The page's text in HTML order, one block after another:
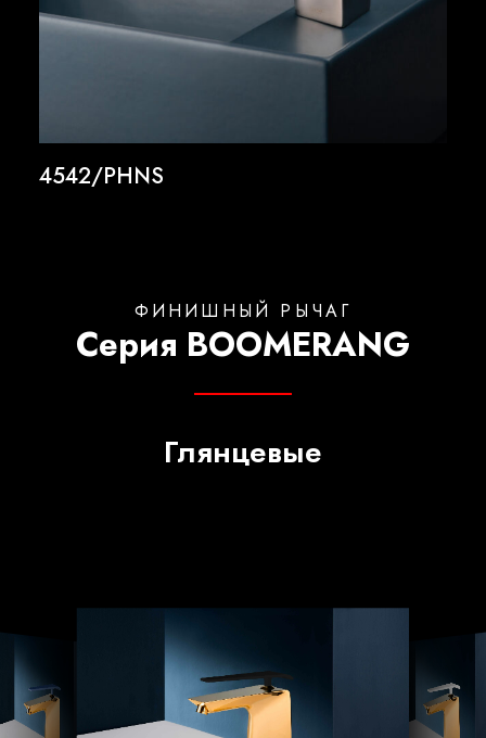
4542/PHNS
ФИНИШНЫЙ РЫЧАГ
Серия BOOMERANG
Глянцевые